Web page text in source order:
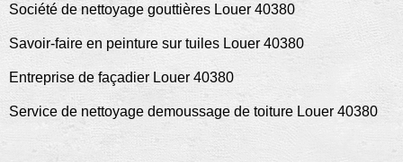
Société de nettoyage gouttières Louer 40380
Savoir-faire en peinture sur tuiles Louer 40380
Entreprise de façadier Louer 40380
Service de nettoyage demoussage de toiture Louer 40380